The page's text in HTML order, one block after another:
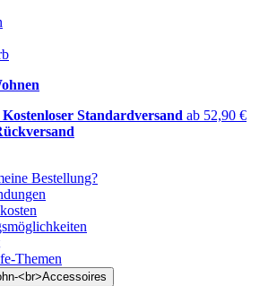
Standardversand ab 52,90 €
Bestellung?
Themen